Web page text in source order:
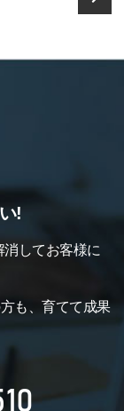
!
してお客様に
も、育てて成果